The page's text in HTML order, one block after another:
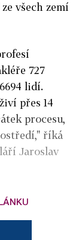
všech zemí
727
lidí.
přes 14
procesu,
říká
Jaroslav